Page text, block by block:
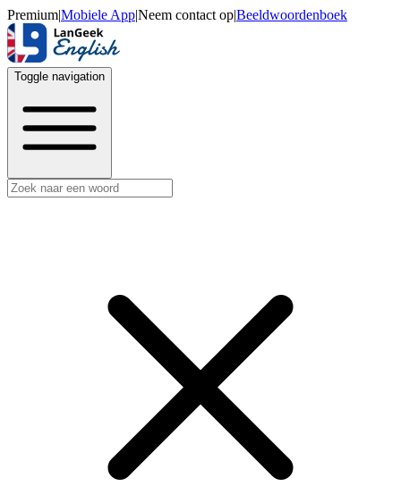
Premium|Mobiele App|Neem contact op|Beeldwoordenboek
Toggle navigation